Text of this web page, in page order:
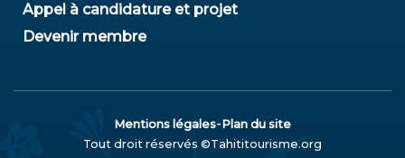
Appel à candidature et projet
Devenir membre
Mentions légales-Plan du site
Tout droit réservés ©Tahititourisme.org